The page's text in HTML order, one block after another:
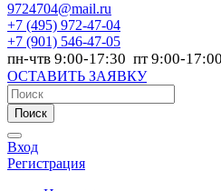
9724704@mail.ru
+7 (495) 972-47-04
+7 (901) 546-47-05
пн-чтв 9:00-17:30 пт 9:00-17:00
ОСТАВИТЬ ЗАЯВКУ
Поиск
Вход
Регистрация